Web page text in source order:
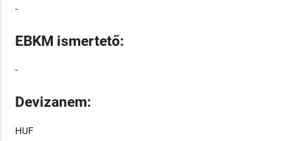
-
EBKM ismertető:
-
Devizanem:
HUF